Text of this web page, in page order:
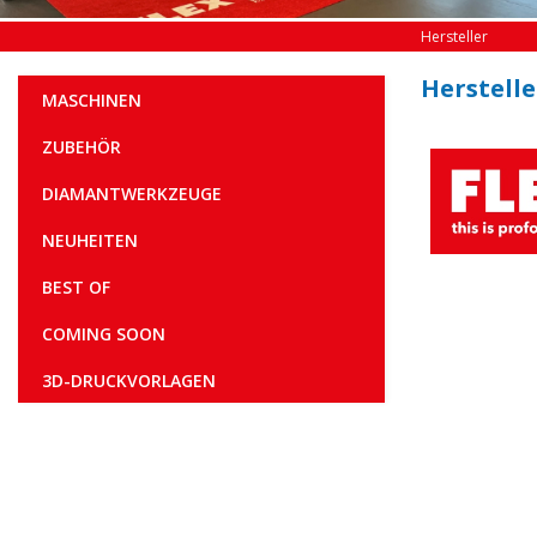
MASCHINEN
ZUBEHÖR
DIAMANTWERKZEUGE
NEUHEITEN
BEST OF
COMING SOON
3D-DRUCKVORLAGEN
Hersteller